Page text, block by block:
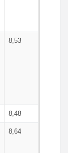
8,53
8,48
8,64